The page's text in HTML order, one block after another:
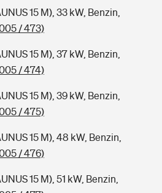
15 M), 33 kW, Benzin,
/ 473)
15 M), 37 kW, Benzin,
/ 474)
15 M), 39 kW, Benzin,
/ 475)
15 M), 48 kW, Benzin,
/ 476)
15 M), 51 kW, Benzin,